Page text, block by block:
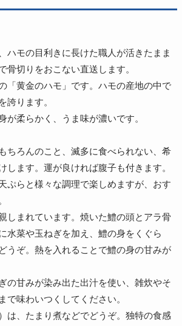
ハモの目利きに長けた職人が活きたまま
骨切りをおこない直送します。
「黄金のハモ」です。ハモの産地の中で
誇ります。
が柔らかく、うま味が濃いです。
ちろんのこと、滅多に食べられない、希
します。運が良ければ腹子も付きます。
ぷらと様々な調理で楽しめますが、おす
しまれています。焼いた鱧の頭とアラ骨
水菜や玉ねぎを加え、鱧の身をくぐら
うぞ。熱を入れることで鱧の身の甘みが
の甘みが染み出た出汁を使い、雑炊やそ
で味わいつくしてください。
は、たまり煮などでどうぞ。独特の食感